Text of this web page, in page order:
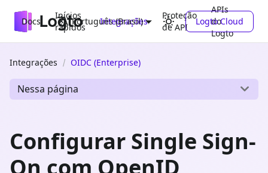
Docs
Inícios
rápidos
Integrações
Proteção
de API
APIs
do
Logto
Português (Brasil) Logto Cloud
Integrações OIDC (Enterprise)
Nessa página
Configurar Single Sign-